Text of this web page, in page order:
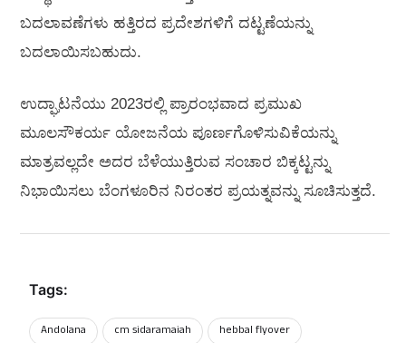
ಬದಲಾವಣೆಗಳು ಹತ್ತಿರದ ಪ್ರದೇಶಗಳಿಗೆ ದಟ್ಟಣೆಯನ್ನು
ಬದಲಾಯಿಸಬಹುದು.
ಉದ್ಘಾಟನೆಯು 2023ರಲ್ಲಿ ಪ್ರಾರಂಭವಾದ ಪ್ರಮುಖ
ಮೂಲಸೌಕರ್ಯ ಯೋಜನೆಯ ಪೂರ್ಣಗೊಳಿಸುವಿಕೆಯನ್ನು
ಮಾತ್ರವಲ್ಲದೇ ಅದರ ಬೆಳೆಯುತ್ತಿರುವ ಸಂಚಾರ ಬಿಕ್ಕಟ್ಟನ್ನು
ನಿಭಾಯಿಸಲು ಬೆಂಗಳೂರಿನ ನಿರಂತರ ಪ್ರಯತ್ನವನ್ನು ಸೂಚಿಸುತ್ತದೆ.
Tags:
Andolana cm sidaramaiah
hebbal flyover